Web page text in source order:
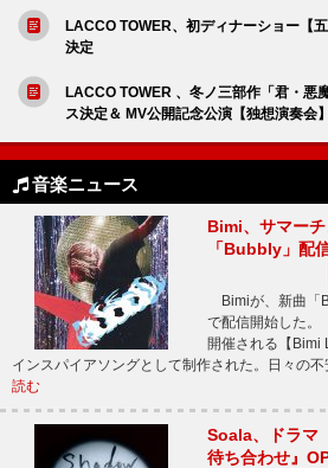
LACCO TOWER、初ディナーショー【
決定
LACCO TOWER 、冬ノ三部作「君・悪
ス決定＆ MV公開記念公演【独想演奏会
音楽ニュース
Bimi、サマー
「Bubbly」配
Bimiが、新曲「
で配信開始した
開催される【Bimi
インスパイアソングとして制作された。日々の
読む
Soala、ドラマ
待ち合わせ』